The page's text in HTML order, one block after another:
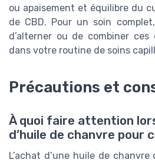
ou apaisement et équilibre du
de CBD. Pour un soin
d’alterner ou de combiner
dans votre routine de soins
Précautions et
À quoi faire attention
d’huile de chanvre pour
L’achat d’une huile de